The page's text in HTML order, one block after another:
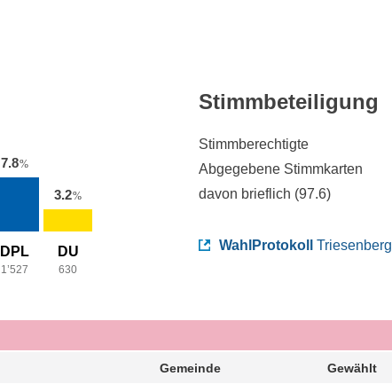
7.8%
DPL
1’527
3.2%
DU
630
Stimmbeteiligung
Stimmberechtigte
Abgegebene Stimmkarten
davon brieflich (97.6)
WahlProtokoll Triesenberg
Gemeinde Gewählt